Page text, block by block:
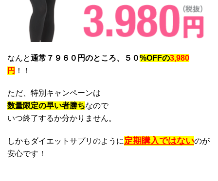
なんと通常７９６０円のところ、５０%OFFの3,980
円 ！！
ただ、特別キャンペーンは
数量限定の早い者勝ちなので
いつ終了するか分かりません。
しかもダイエットサプリのように定期購入ではないのが
安心です！